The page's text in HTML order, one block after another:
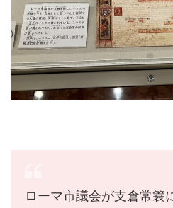
ローマ市議会が支倉常簔